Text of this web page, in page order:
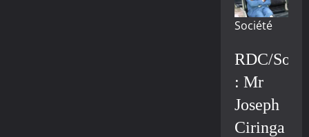
Société
RDC/
: Mr
Joseph
Ciringa